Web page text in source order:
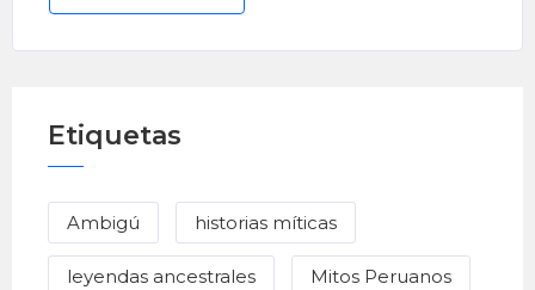
Etiquetas
Ambigú historias míticas
leyendas ancestrales Mitos Peruanos